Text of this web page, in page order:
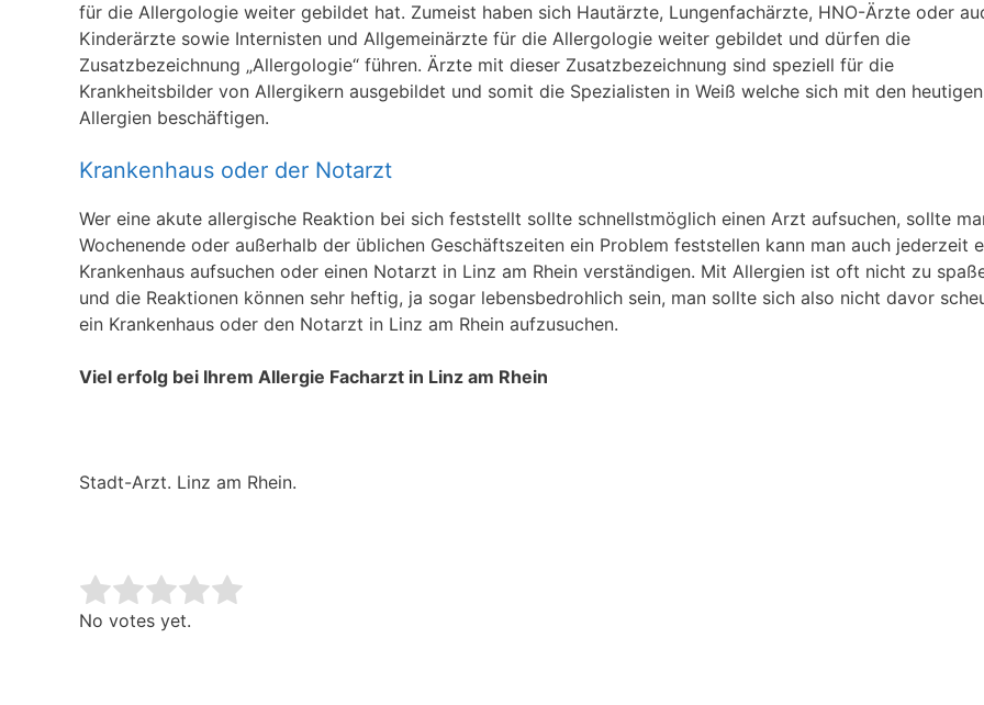
für die Allergologie weiter gebildet hat. Zumeist haben sich Hautärzte, Lungenfachärzte, HNO-Ärzte oder
Kinderärzte sowie Internisten und Allgemeinärzte für die Allergologie weiter gebildet und dürfen die
Zusatzbezeichnung „Allergologie“ führen. Ärzte mit dieser Zusatzbezeichnung sind speziell für die
Krankheitsbilder von Allergikern ausgebildet und somit die Spezialisten in Weiß welche sich mit den heutigen
Allergien beschäftigen.
Krankenhaus oder der Notarzt
Wer eine akute allergische Reaktion bei sich feststellt sollte schnellstmöglich einen Arzt aufsuchen, sollte
Wochenende oder außerhalb der üblichen Geschäftszeiten ein Problem feststellen kann man auch jederzeit
Krankenhaus aufsuchen oder einen Notarzt in Linz am Rhein verständigen. Mit Allergien ist oft nicht zu
und die Reaktionen können sehr heftig, ja sogar lebensbedrohlich sein, man sollte sich also nicht davor
ein Krankenhaus oder den Notarzt in Linz am Rhein aufzusuchen.
Viel erfolg bei Ihrem Allergie Facharzt in Linz am Rhein
Stadt-Arzt. Linz am Rhein.
Rate this item:
No votes yet.